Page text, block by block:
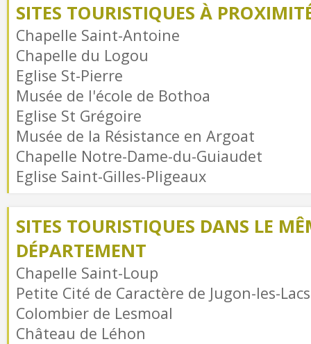
SITES TOURISTIQUES À
Chapelle Saint-Antoine
Chapelle du Logou
Eglise St-Pierre
Musée de l'école de Bothoa
Eglise St Grégoire
Musée de la Résistance en Argoat
Chapelle Notre-Dame-du-Guiaudet
Eglise Saint-Gilles-Pligeaux
SITES TOURISTIQUES DANS LE
DÉPARTEMENT
Chapelle Saint-Loup
Petite Cité de Caractère de Jugon-les-Lacs
Colombier de Lesmoal
Château de Léhon